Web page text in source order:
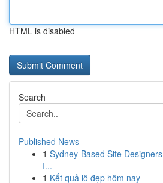
HTML is disabled
Search
Published News
1 Sydney-Based Site
I...
1 Kết quả lô đẹp hôm nay